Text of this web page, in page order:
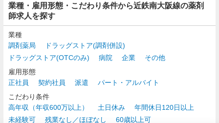
業種・雇用形態・こだわり条件から近鉄南大阪線の薬剤
師求人を探す
業種
調剤薬局
ドラッグストア(調剤併設)
ドラッグストア(OTCのみ)
病院 企業
その他
雇用形態
正社員
契約社員 派遣
パート・アルバイト
こだわり条件
高年収（年収600万以上）
土日休み
年間休日120日以上
未経験可
残業なし／ほぼなし 60歳以上可